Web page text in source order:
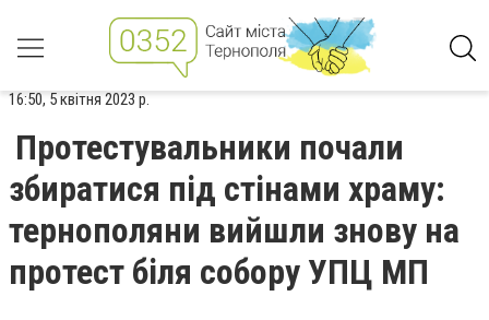
16:50, 5 квітня 2023 р.
Протестувальники почали
збиратися під стінами храму:
тернополяни вийшли знову на
протест біля собору УПЦ МП